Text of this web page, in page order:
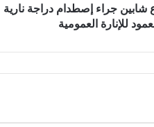
جراء إصطدام دراجة نارية
للإنارة العمومية